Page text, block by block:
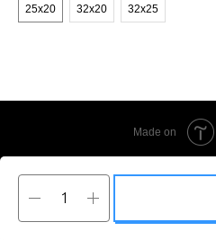
25х20
32х20 32х25
Made on